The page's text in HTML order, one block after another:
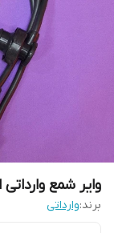
وایر شمع وارداتی ام وی ام 530
برند:وارداتی